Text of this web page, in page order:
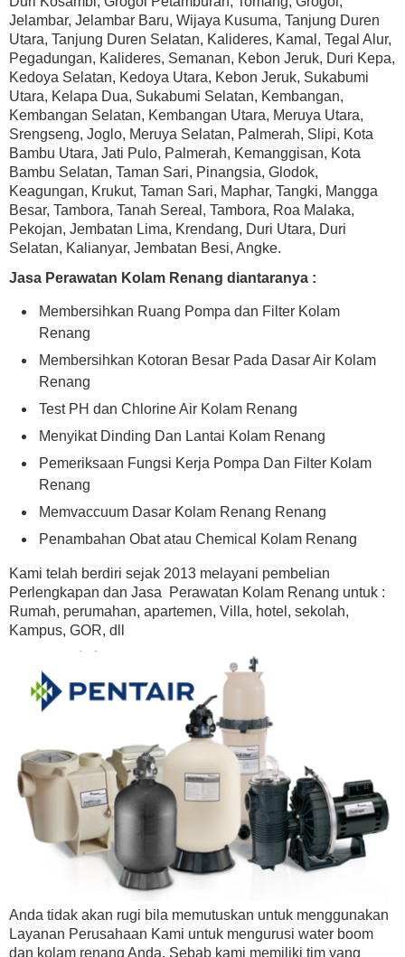
Jelambar, Jelambar Baru, Wijaya Kusuma, Tanjung Duren
Utara, Tanjung Duren Selatan, Kalideres, Kamal, Tegal Alur,
Pegadungan, Kalideres, Semanan, Kebon Jeruk, Duri Kepa,
Kedoya Selatan, Kedoya Utara, Kebon Jeruk, Sukabumi
Utara, Kelapa Dua, Sukabumi Selatan, Kembangan,
Kembangan Selatan, Kembangan Utara, Meruya Utara,
Srengseng, Joglo, Meruya Selatan, Palmerah, Slipi, Kota
Bambu Utara, Jati Pulo, Palmerah, Kemanggisan, Kota
Bambu Selatan, Taman Sari, Pinangsia, Glodok,
Keagungan, Krukut, Taman Sari, Maphar, Tangki, Mangga
Besar, Tambora, Tanah Sereal, Tambora, Roa Malaka,
Pekojan, Jembatan Lima, Krendang, Duri Utara, Duri
Selatan, Kalianyar, Jembatan Besi, Angke.
Jasa Perawatan Kolam Renang diantaranya :
Membersihkan Ruang Pompa dan Filter Kolam
Renang
Membersihkan Kotoran Besar Pada Dasar Air Kolam
Renang
Test PH dan Chlorine Air Kolam Renang
Menyikat Dinding Dan Lantai Kolam Renang
Pemeriksaan Fungsi Kerja Pompa Dan Filter Kolam
Renang
Memvaccuum Dasar Kolam Renang Renang
Penambahan Obat atau Chemical Kolam Renang
Kami telah berdiri sejak 2013 melayani pembelian
Perlengkapan dan Jasa Perawatan Kolam Renang untuk :
Rumah, perumahan, apartemen, Villa, hotel, sekolah,
Kampus, GOR, dll
Anda tidak akan rugi bila memutuskan untuk menggunakan
Layanan Perusahaan Kami untuk mengurusi water boom
dan kolam renang Anda. Sebab kami memiliki tim yang